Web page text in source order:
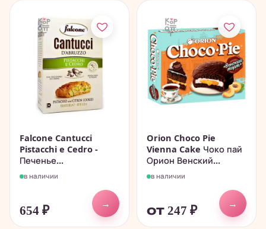
Falcone Cantucci
Pistacchi e Cedro -
Печенье...
в наличии
654 ₽
→
Orion Choco Pie
Vienna Cake Чоко пай
Орион Венский...
в наличии
от 247 ₽
→